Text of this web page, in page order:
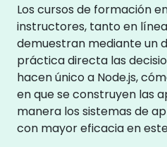
Los cursos de formación
instructores, tanto en
demuestran mediante un
práctica directa las
hacen único a Node.js,
en que se construyen las
manera los sistemas de
con mayor eficacia en